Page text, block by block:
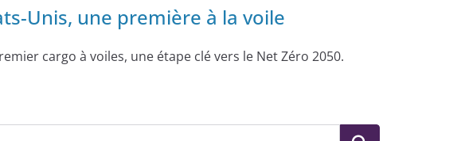
Unis, une première à la voile
cargo à voiles, une étape clé vers le Net Zéro 2050.